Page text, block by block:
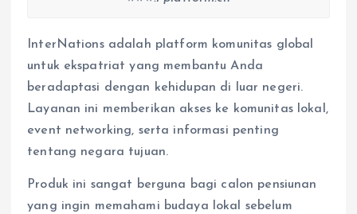
InterNations adalah platform komunitas global
untuk ekspatriat yang membantu Anda
beradaptasi dengan kehidupan di luar negeri.
Layanan ini memberikan akses ke komunitas lokal,
event networking, serta informasi penting
tentang negara tujuan.
Produk ini sangat berguna bagi calon pensiunan
yang ingin memahami budaya lokal sebelum